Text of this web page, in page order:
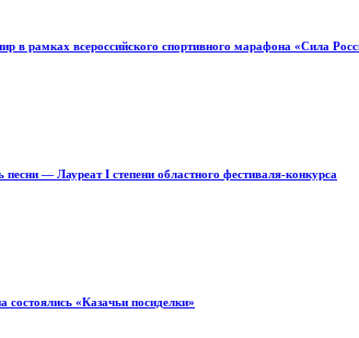
в рамках всероссийского спортивного марафона «Сила
— Лауреат I степени областного фестиваля-конкурса
состоялись «Казачьи посиделки»